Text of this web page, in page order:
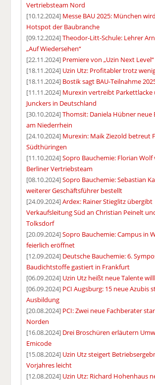
Vertriebsteam Nord
[10.12.2024] Messe BAU 2025: München
Hotspot der Baubranche
[09.12.2024]Theodor-Litt-Schule: Lehrer
„Auf Wiedersehen“
[22.11.2024] Premiere von „Uzin Next
[18.11.2024] Uzin Utz: Profitabler trotz
[18.11.2024] Bostik sagt BAU-Teilnahme
[11.11.2024] Murexin vertreibt Parkettlacke
Junckers in Deutschland
[30.10.2024]Thomsit: Daniela Hübner neue
am Niederrhein
[24.10.2024] Murexin: Maik Ziezold betreut
Südthüringen
[11.10.2024]Sopro Bauchemie: Florian
Berliner Vertriebsteam
[08.10.2024]Sopro Bauchemie: Sebastian
weiterer Geschäftsführer bestellt
[24.09.2024]Ardex: Rainer Stieglitz übergibt
Verkaufsleitung Süd an Christian Peinelt
Tolksdorf
[20.09.2024]Sopro Bauchemie: Campus in
feierlich eröffnet
[12.09.2024] Deutsche Bauchemie: 6.
Baudichtstoffe gastiert in Frankfurt
[06.09.2024] Uzin Utz heißt neue Talente
[06.09.2024] PCI Augsburg: 15 neue Azubis
Ausbildung
[20.08.2024] PCI: Zwei neue Fachberater
Norden
[16.08.2024] Drei Broschüren erläutern
Emicode
[15.08.2024] Uzin Utz steigert
Vorjahres leicht
[12.08.2024] Uzin Utz: Richard Hohenhaus